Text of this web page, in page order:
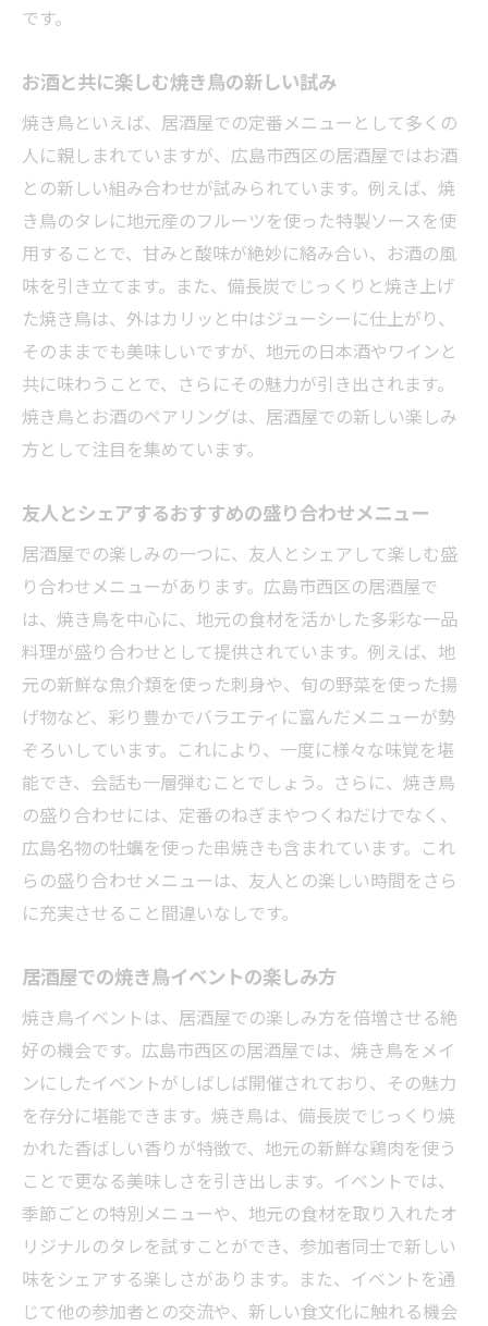
です。
お酒と共に楽しむ焼き鳥の新しい試み
焼き鳥といえば、居酒屋での定番メニューとして多くの
人に親しまれていますが、広島市西区の居酒屋ではお酒
との新しい組み合わせが試みられています。例えば、焼
き鳥のタレに地元産のフルーツを使った特製ソースを使
用することで、甘みと酸味が絶妙に絡み合い、お酒の風
味を引き立てます。また、備長炭でじっくりと焼き上げ
た焼き鳥は、外はカリッと中はジューシーに仕上がり、
そのままでも美味しいですが、地元の日本酒やワインと
共に味わうことで、さらにその魅力が引き出されます。
焼き鳥とお酒のペアリングは、居酒屋での新しい楽しみ
方として注目を集めています。
友人とシェアするおすすめの盛り合わせメニュー
居酒屋での楽しみの一つに、友人とシェアして楽しむ盛
り合わせメニューがあります。広島市西区の居酒屋で
は、焼き鳥を中心に、地元の食材を活かした多彩な一品
料理が盛り合わせとして提供されています。例えば、地
元の新鮮な魚介類を使った刺身や、旬の野菜を使った揚
げ物など、彩り豊かでバラエティに富んだメニューが勢
ぞろいしています。これにより、一度に様々な味覚を堪
能でき、会話も一層弾むことでしょう。さらに、焼き鳥
の盛り合わせには、定番のねぎまやつくねだけでなく、
広島名物の牡蠣を使った串焼きも含まれています。これ
らの盛り合わせメニューは、友人との楽しい時間をさら
に充実させること間違いなしです。
居酒屋での焼き鳥イベントの楽しみ方
焼き鳥イベントは、居酒屋での楽しみ方を倍増させる絶
好の機会です。広島市西区の居酒屋では、焼き鳥をメイ
ンにしたイベントがしばしば開催されており、その魅力
を存分に堪能できます。焼き鳥は、備長炭でじっくり焼
かれた香ばしい香りが特徴で、地元の新鮮な鶏肉を使う
ことで更なる美味しさを引き出します。イベントでは、
季節ごとの特別メニューや、地元の食材を取り入れたオ
リジナルのタレを試すことができ、参加者同士で新しい
味をシェアする楽しさがあります。また、イベントを通
じて他の参加者との交流や、新しい食文化に触れる機会